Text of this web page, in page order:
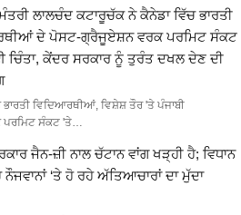
ਲਾਲਚੰਦ ਕਟਾਰੂਚੱਕ ਨੇ ਕੈਨੇਡਾ ਵਿੱਚ ਭਾਰਤੀ
ਦੇ ਪੋਸਟ-ਗ੍ਰੈਜੂਏਸ਼ਨ ਵਰਕ ਪਰਮਿਟ ਸੰਕਟ
ਚਿੰਤਾ, ਕੇਂਦਰ ਸਰਕਾਰ ਨੂੰ ਤੁਰੰਤ ਦਖਲ ਦੇਣ ਦੀ
ਭਾਰਤੀ ਵਿਦਿਆਰਥੀਆਂ, ਵਿਸ਼ੇਸ਼ ਤੌਰ 'ਤੇ ਪੰਜਾਬੀ
ਸੰਕਟ 'ਤੇ…
ਜੈਨ-ਜ਼ੀ ਨਾਲ ਚੱਟਾਨ ਵਾਂਗ ਖੜ੍ਹੀ ਹੈ; ਵਿਧਾਨ
ਨੌਜਵਾਨਾਂ ‘ਤੇ ਹੋ ਰਹੇ ਅੱਤਿਆਚਾਰਾਂ ਦਾ ਮੁੱਦਾ